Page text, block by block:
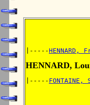
|-----HENNARD,
HENNARD,
|----- FONTAINE,